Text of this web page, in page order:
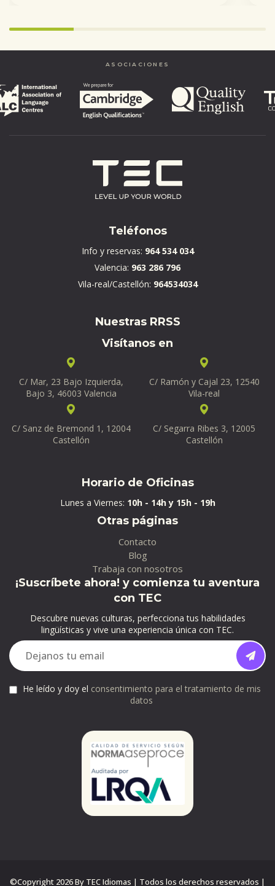
Infinity%
completed
ASOCIACIONES
Teléfonos
Info y reservas: 964 534 034
Valencia: 963 286 796
Vila-real/Castellón: 964534034
Nuestras RRSS
Visítanos en
C/ Mar, 23 Bajo Izquierda,
Bajo 3, 46003 Valencia
C/ Ramón y Cajal 23, 12540
Vila-real
C/ Sanz de Bremond 1, 12004
Castellón
C/ Segarra Ribes 3, 12005
Castellón
Horario de Oficinas
Lunes a Viernes: 10h - 14h y 15h - 19h
Otras páginas
Contacto
Blog
Trabaja con nosotros
¡Suscríbete ahora! y comienza tu aventura
con TEC
Descubre nuevas culturas, perfecciona tus habilidades
lingüísticas y vive una experiencia única con TEC.
He leído y doy el consentimiento para el tratamiento de mis
datos
©Copyright 2026 By TEC Idiomas | Todos los derechos reservados |